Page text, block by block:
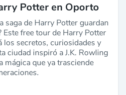
Potter en Oporto
saga de Harry Potter guardan
Este free tour de Harry Potter
los secretos, curiosidades y
ciudad inspiró a J.K. Rowling
mágica que ya trasciende